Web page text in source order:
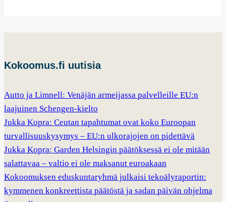
Kokoomus.fi uutisia
Autto ja Limnell: Venäjän armeijassa palvelleille EU:n
laajuinen Schengen-kielto
Jukka Kopra: Ceutan tapahtumat ovat koko Euroopan
turvallisuuskysymys – EU:n ulkorajojen on pidettävä
Jukka Kopra: Garden Helsingin päätöksessä ei ole mitään
salattavaa – valtio ei ole maksanut euroakaan
Kokoomuksen eduskuntaryhmä julkaisi tekoälyraportin:
kymmenen konkreettista päätöstä ja sadan päivän ohjelma